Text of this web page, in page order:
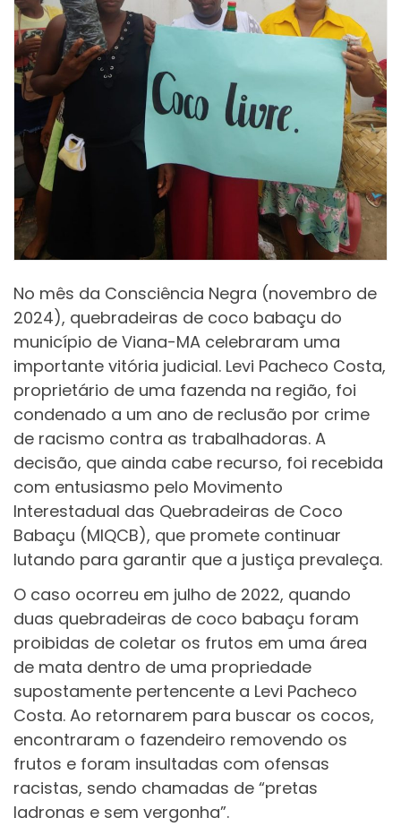
No mês da Consciência Negra (novembro de
2024), quebradeiras de coco babaçu do
município de Viana-MA celebraram uma
importante vitória judicial. Levi Pacheco Costa,
proprietário de uma fazenda na região, foi
condenado a um ano de reclusão por crime
de racismo contra as trabalhadoras. A
decisão, que ainda cabe recurso, foi recebida
com entusiasmo pelo Movimento
Interestadual das Quebradeiras de Coco
Babaçu (MIQCB), que promete continuar
lutando para garantir que a justiça prevaleça.
O caso ocorreu em julho de 2022, quando
duas quebradeiras de coco babaçu foram
proibidas de coletar os frutos em uma área
de mata dentro de uma propriedade
supostamente pertencente a Levi Pacheco
Costa. Ao retornarem para buscar os cocos,
encontraram o fazendeiro removendo os
frutos e foram insultadas com ofensas
racistas, sendo chamadas de “pretas
ladronas e sem vergonha”.